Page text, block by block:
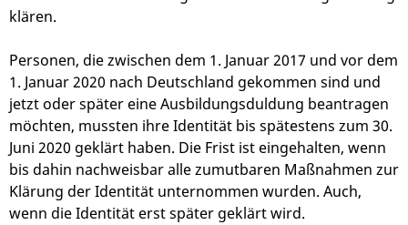
klären.
Personen, die zwischen dem 1. Januar 2017 und vor dem
1. Januar 2020 nach Deutschland gekommen sind und
jetzt oder später eine Ausbildungsduldung beantragen
möchten, mussten ihre Identität bis spätestens zum 30.
Juni 2020 geklärt haben. Die Frist ist eingehalten, wenn
bis dahin nachweisbar alle zumutbaren Maßnahmen zur
Klärung der Identität unternommen wurden. Auch,
wenn die Identität erst später geklärt wird.